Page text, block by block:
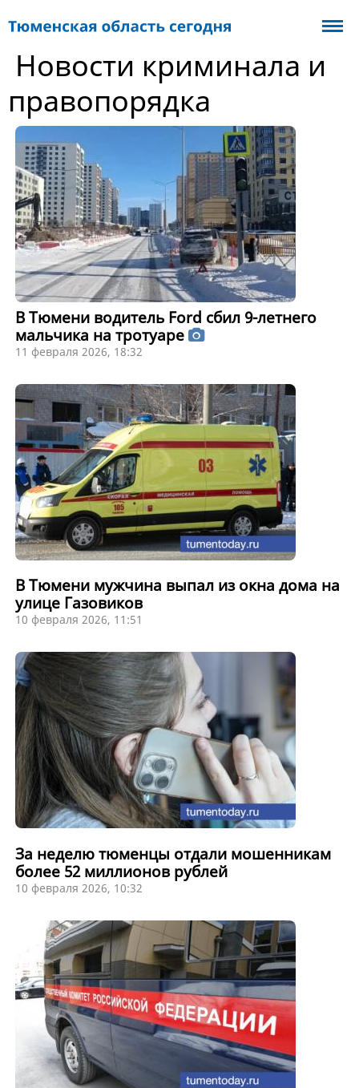
Новости криминала и
правопорядка
В Тюмени водитель Ford сбил 9-летнего
мальчика на тротуаре
11 февраля 2026, 18:32
В Тюмени мужчина выпал из окна дома на
улице Газовиков
10 февраля 2026, 11:51
За неделю тюменцы отдали мошенникам
более 52 миллионов рублей
10 февраля 2026, 10:32